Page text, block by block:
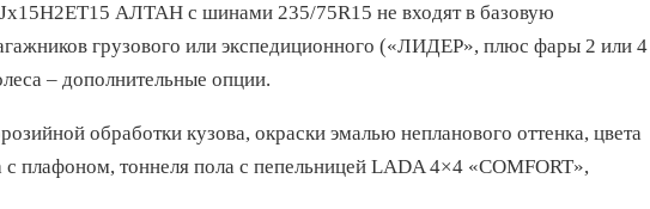
АЛТАН с шинами 235/75R15 не входят в базовую
грузового или экспедиционного («ЛИДЕР», плюс фары 2 или 4
– дополнительные опции.
обработки кузова, окраски эмалью непланового оттенка, цвета
плафоном, тоннеля пола с пепельницей LADA 4×4 «COMFORT»,